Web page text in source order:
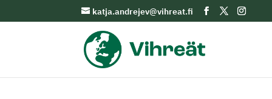
katja.andrejev@vihreat.fi